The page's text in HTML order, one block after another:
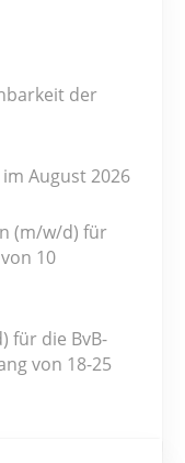
der
August 2026
(m/w/d) für
10
für die BvB-
von 18-25